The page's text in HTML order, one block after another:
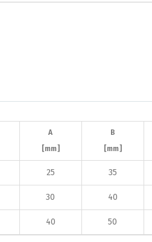
A
[mm]
B
[mm]
25 35
30 40
40 50